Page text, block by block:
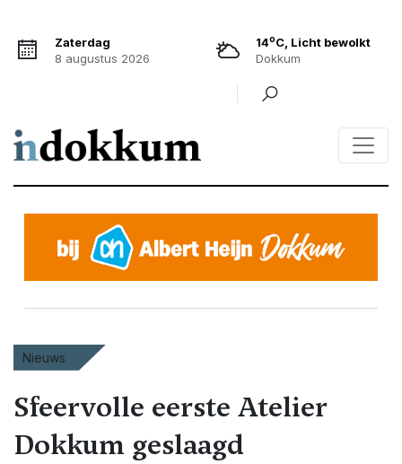
Zaterdag
8 augustus 2026
14oC, Licht bewolkt
Dokkum
Nieuws
Sfeervolle eerste Atelier
Dokkum geslaagd